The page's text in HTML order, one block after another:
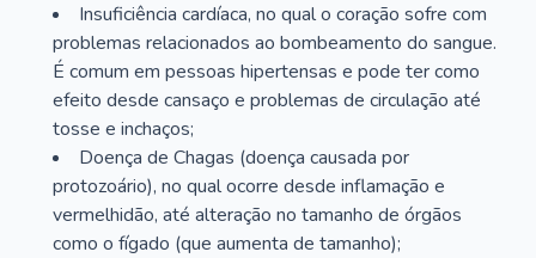
Insuficiência cardíaca, no qual o coração sofre com
problemas relacionados ao bombeamento do sangue.
É comum em pessoas hipertensas e pode ter como
efeito desde cansaço e problemas de circulação até
tosse e inchaços;
Doença de Chagas (doença causada por
protozoário), no qual ocorre desde inflamação e
vermelhidão, até alteração no tamanho de órgãos
como o fígado (que aumenta de tamanho);